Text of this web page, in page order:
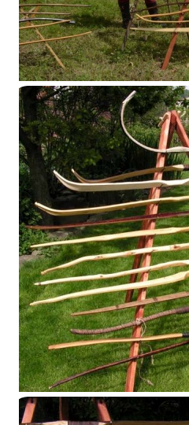
Feluy 2014
Présentoir 2014